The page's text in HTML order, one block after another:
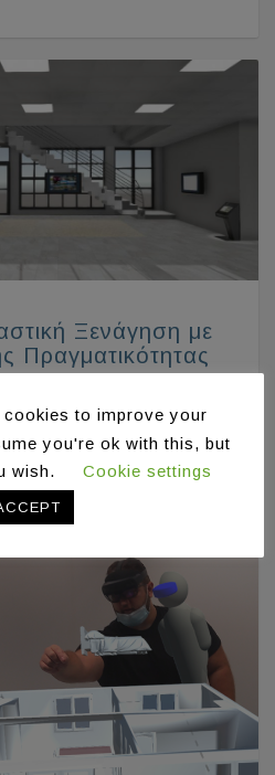
Ξενάγηση με
Πραγματικότητας
προσφέροντας…
to improve your
you're ok with this, but
wish.
Cookie settings